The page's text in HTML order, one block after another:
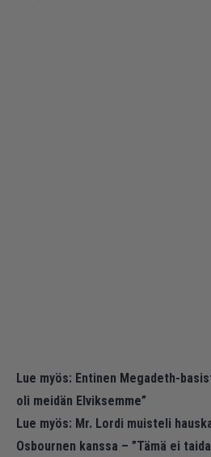
Lue myös: Entinen Megadeth-
oli meidän Elviksemme”
Lue myös: Mr. Lordi muisteli
Osbournen kanssa – ”Tämä ei